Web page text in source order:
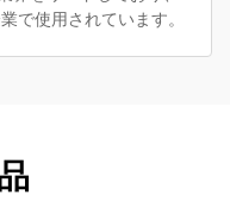
で使用されています。